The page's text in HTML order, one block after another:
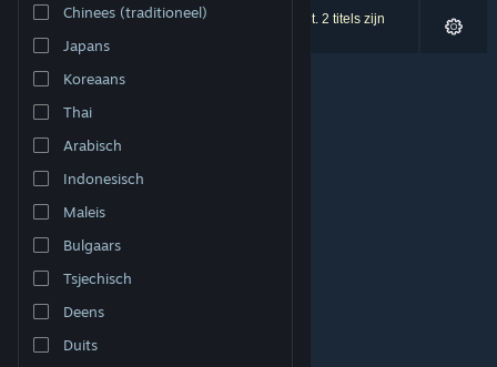
Taal wijzigen
Download de mobiele Steam-app
Desktopwebsite weergeven
Chinees (traditioneel)
Japans
Koreaans
Thai
Arabisch
Indonesisch
Maleis
Bulgaars
Tsjechisch
Deens
Duits
0 resultaten komen overeen met je zoekopdracht. 2 titels zijn
uitgesloten op basis van je voorkeuren.